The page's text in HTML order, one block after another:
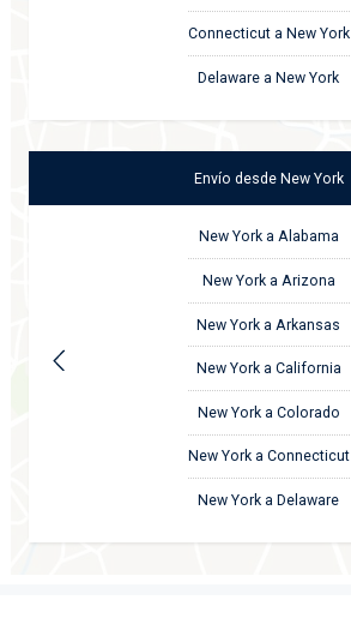
Connecticut a New York
Delaware a New York
Envío desde New York
New York a Alabama
New York a Arizona
New York a Arkansas
New York a California
New York a Colorado
New York a Connecticut
New York a Delaware